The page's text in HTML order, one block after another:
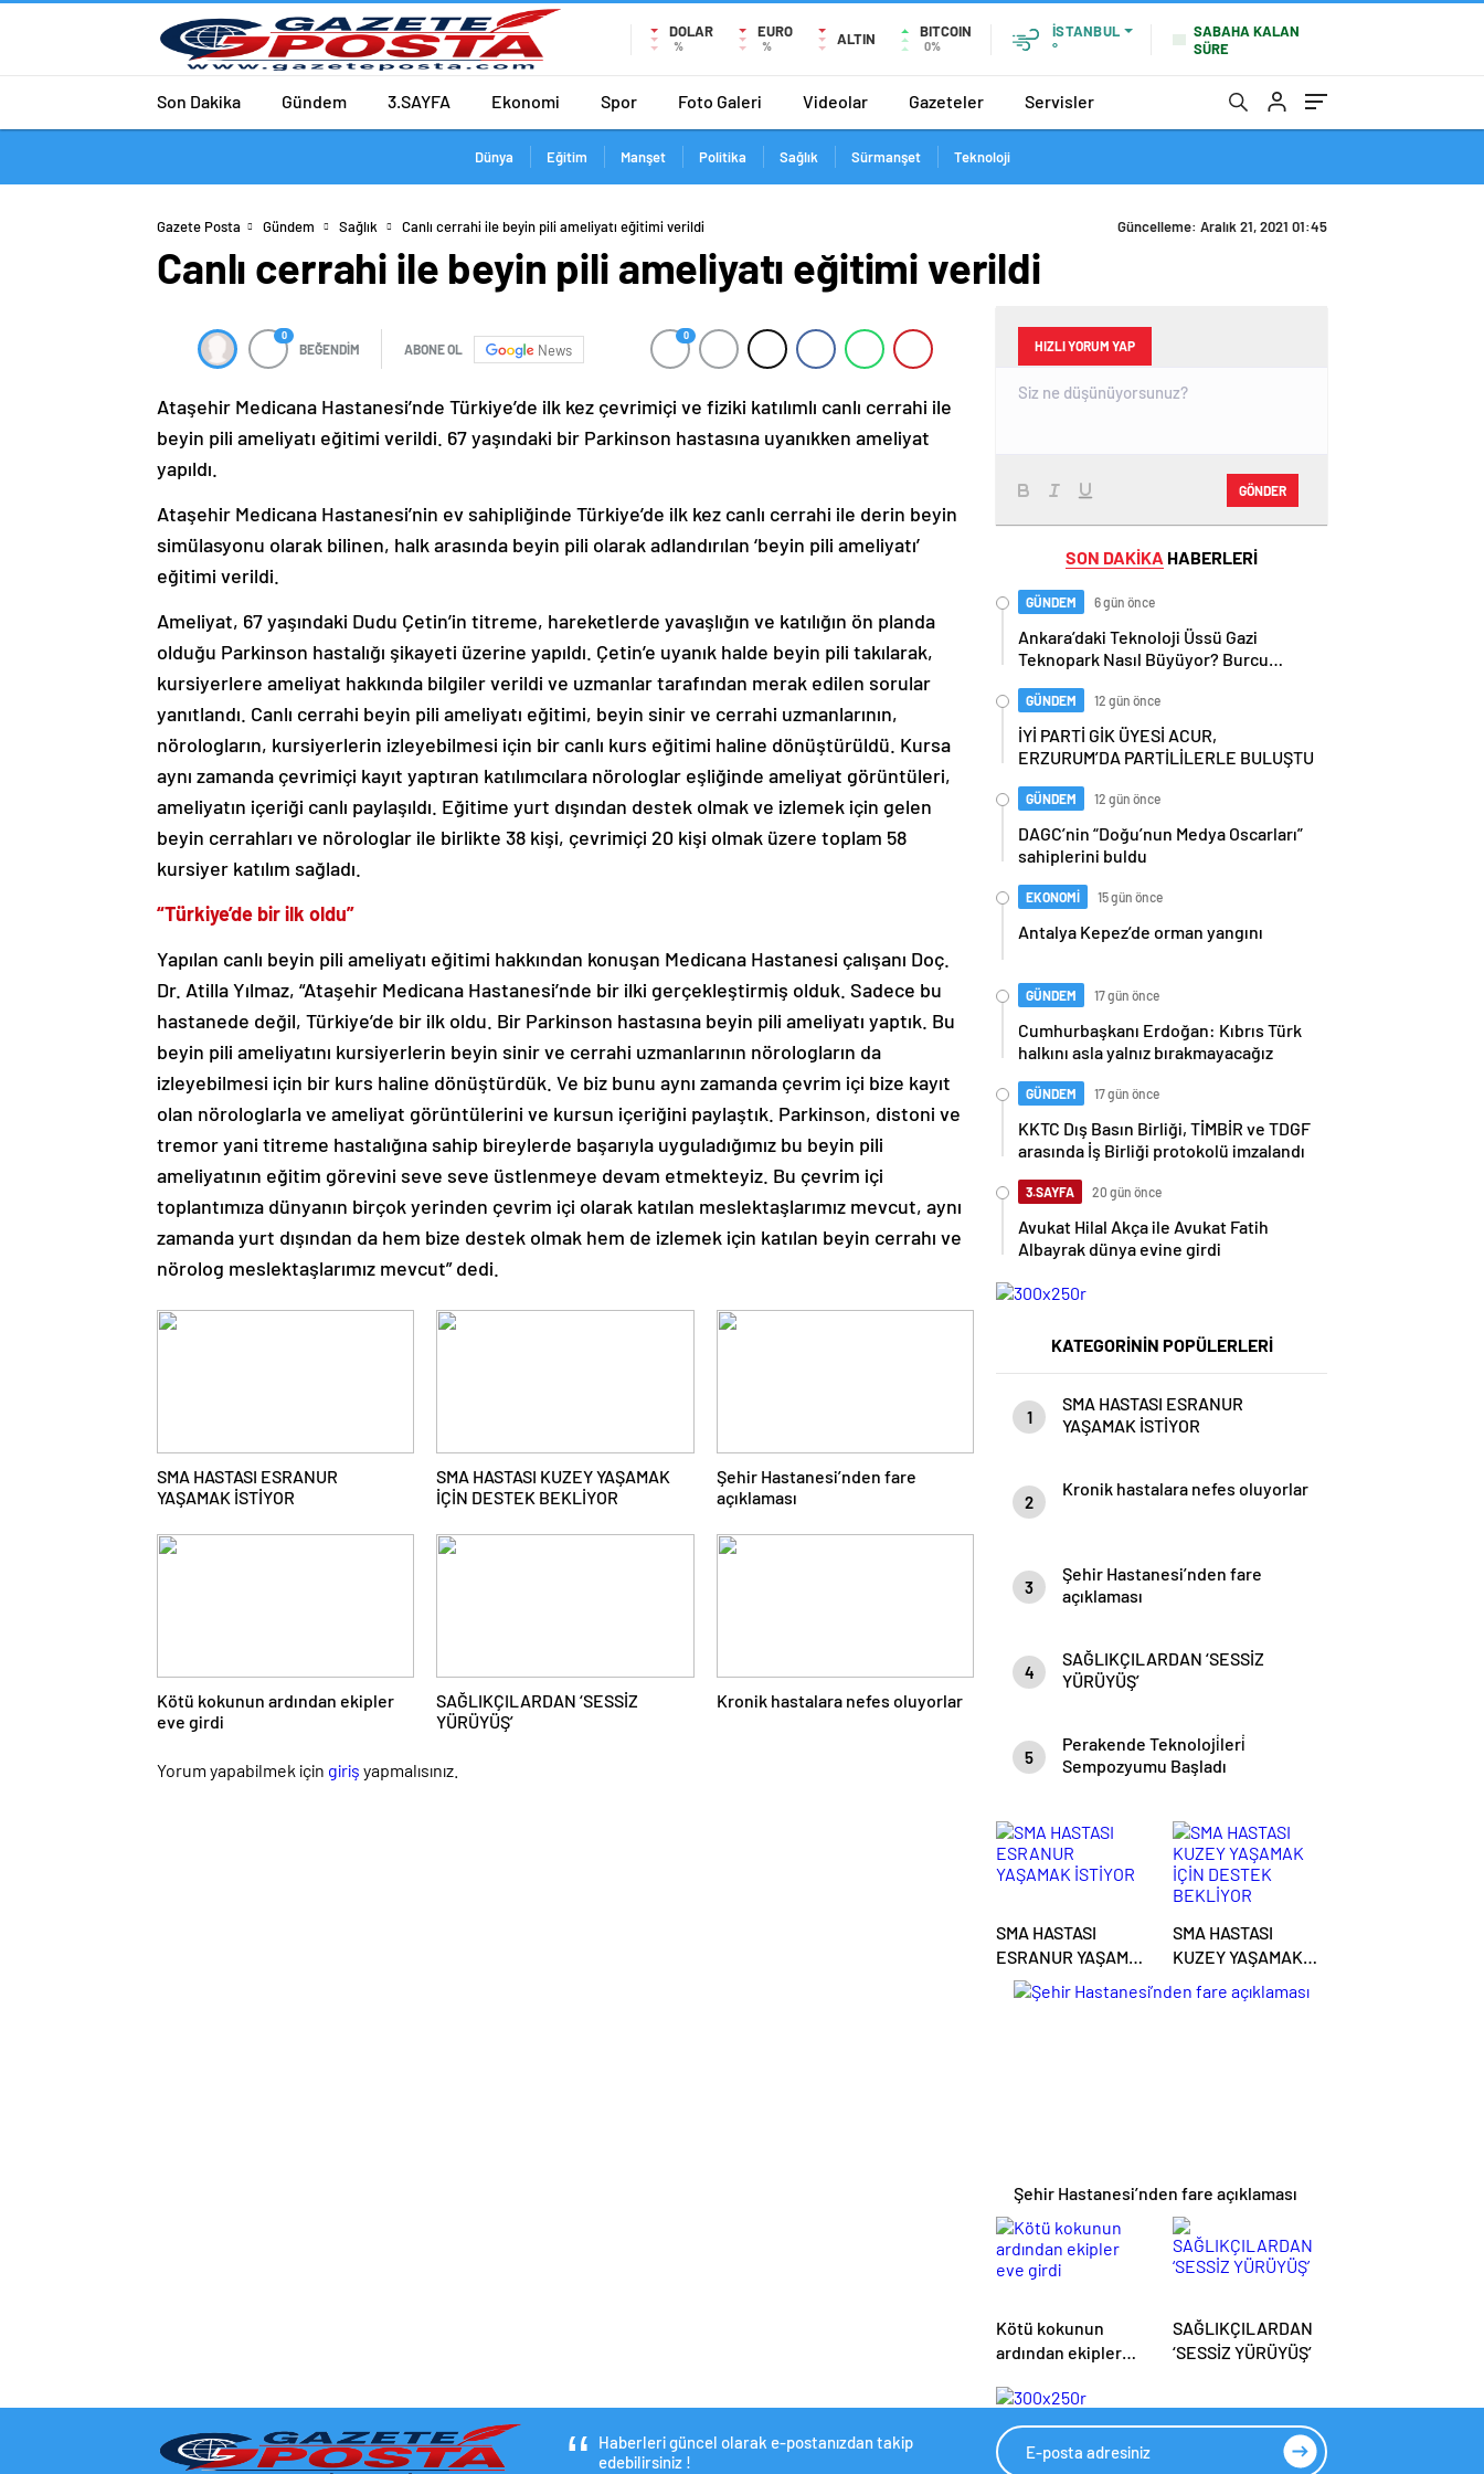
DOLAR
%
EURO
% ALTIN BITCOIN
0%
İSTANBUL
°
SABAHA KALAN
SÜRE
Son Dakika Gündem 3.SAYFA Ekonomi Spor Foto Galeri Videolar Gazeteler Servisler
Dünya Eğitim Manşet Politika Sağlık Sürmanşet Teknoloji
Gazete Posta Gündem Sağlık Canlı cerrahi ile beyin pili ameliyatı eğitimi verildi Güncelleme: Aralık 21, 2021 01:45
Canlı cerrahi ile beyin pili ameliyatı eğitimi verildi
0
BEĞENDİM ABONE OL News
0
Ataşehir Medicana Hastanesi’nde Türkiye’de ilk kez çevrimiçi ve fiziki katılımlı canlı cerrahi ile
beyin pili ameliyatı eğitimi verildi. 67 yaşındaki bir Parkinson hastasına uyanıkken ameliyat
yapıldı.
Ataşehir Medicana Hastanesi’nin ev sahipliğinde Türkiye’de ilk kez canlı cerrahi ile derin beyin
simülasyonu olarak bilinen, halk arasında beyin pili olarak adlandırılan ‘beyin pili ameliyatı’
eğitimi verildi.
Ameliyat, 67 yaşındaki Dudu Çetin’in titreme, hareketlerde yavaşlığın ve katılığın ön planda
olduğu Parkinson hastalığı şikayeti üzerine yapıldı. Çetin’e uyanık halde beyin pili takılarak,
kursiyerlere ameliyat hakkında bilgiler verildi ve uzmanlar tarafından merak edilen sorular
yanıtlandı. Canlı cerrahi beyin pili ameliyatı eğitimi, beyin sinir ve cerrahi uzmanlarının,
nörologların, kursiyerlerin izleyebilmesi için bir canlı kurs eğitimi haline dönüştürüldü. Kursa
aynı zamanda çevrimiçi kayıt yaptıran katılımcılara nörologlar eşliğinde ameliyat görüntüleri,
ameliyatın içeriği canlı paylaşıldı. Eğitime yurt dışından destek olmak ve izlemek için gelen
beyin cerrahları ve nörologlar ile birlikte 38 kişi, çevrimiçi 20 kişi olmak üzere toplam 58
kursiyer katılım sağladı.
“Türkiye’de bir ilk oldu”
Yapılan canlı beyin pili ameliyatı eğitimi hakkından konuşan Medicana Hastanesi çalışanı Doç.
Dr. Atilla Yılmaz, “Ataşehir Medicana Hastanesi’nde bir ilki gerçekleştirmiş olduk. Sadece bu
hastanede değil, Türkiye’de bir ilk oldu. Bir Parkinson hastasına beyin pili ameliyatı yaptık. Bu
beyin pili ameliyatını kursiyerlerin beyin sinir ve cerrahi uzmanlarının nörologların da
izleyebilmesi için bir kurs haline dönüştürdük. Ve biz bunu aynı zamanda çevrim içi bize kayıt
olan nörologlarla ve ameliyat görüntülerini ve kursun içeriğini paylaştık. Parkinson, distoni ve
tremor yani titreme hastalığına sahip bireylerde başarıyla uyguladığımız bu beyin pili
ameliyatının eğitim görevini seve seve üstlenmeye devam etmekteyiz. Bu çevrim içi
toplantımıza dünyanın birçok yerinden çevrim içi olarak katılan meslektaşlarımız mevcut, aynı
zamanda yurt dışından da hem bize destek olmak hem de izlemek için katılan beyin cerrahı ve
nörolog meslektaşlarımız mevcut” dedi.
SMA HASTASI ESRANUR
YAŞAMAK İSTİYOR
SMA HASTASI KUZEY YAŞAMAK
İÇİN DESTEK BEKLİYOR
Şehir Hastanesi’nden fare
açıklaması
Kötü kokunun ardından ekipler
eve girdi
SAĞLIKÇILARDAN ‘SESSİZ
YÜRÜYÜŞ’
Kronik hastalara nefes oluyorlar
Yorum yapabilmek için giriş yapmalısınız.
HIZLI YORUM YAP
GÖNDER
SON DAKİKA HABERLERİ
GÜNDEM 6 gün önce
Ankara’daki Teknoloji Üssü Gazi
Teknopark Nasıl Büyüyor? Burcu
GÜNDEM 12 gün önce
İYİ PARTİ GİK ÜYESİ ACUR,
ERZURUM’DA PARTİLİLERLE BULUŞTU
GÜNDEM 12 gün önce
DAGC’nin “Doğu’nun Medya Oscarları”
sahiplerini buldu
EKONOMİ 15 gün önce
Antalya Kepez’de orman yangını
GÜNDEM 17 gün önce
Cumhurbaşkanı Erdoğan: Kıbrıs Türk
halkını asla yalnız bırakmayacağız
GÜNDEM 17 gün önce
KKTC Dış Basın Birliği, TİMBİR ve TDGF
arasında İş Birliği protokolü imzalandı
3.SAYFA 20 gün önce
Avukat Hilal Akça ile Avukat Fatih
Albayrak dünya evine girdi
KATEGORİNİN POPÜLERLERİ
1
SMA HASTASI ESRANUR
YAŞAMAK İSTİYOR
2
Kronik hastalara nefes oluyorlar
3
Şehir Hastanesi’nden fare
açıklaması
4
SAĞLIKÇILARDAN ‘SESSİZ
YÜRÜYÜŞ’
5
Perakende Teknoloji̇leri̇
Sempozyumu Başladı
SMA HASTASI
ESRANUR YAŞAMAK
İSTİYOR
SMA HASTASI
KUZEY YAŞAMAK
İÇİN DESTEK
BEKLİYOR
Şehir Hastanesi’nden fare açıklaması
Kötü kokunun
ardından ekipler
SAĞLIKÇILARDAN
‘SESSİZ YÜRÜYÜŞ’
Haberleri güncel olarak e-postanızdan takip
edebilirsiniz !